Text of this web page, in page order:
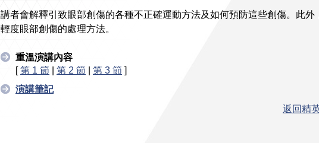
講者會解釋引致眼部創傷的各種不正確運動方法及如何預防這些創傷。此外
輕度眼部創傷的處理方法。
重溫演講內容
[第 1 節 | 第 2 節 | 第 3 節 ]
演講筆記
返回精